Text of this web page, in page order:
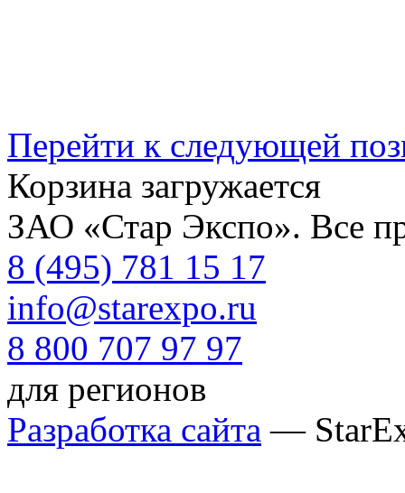
Перейти к следующей
Корзина загружается
ЗАО «Стар Экспо». Все
8 (495) 781 15 17
info@starexpo.ru
8 800 707 97 97
для регионов
Разработка сайта —